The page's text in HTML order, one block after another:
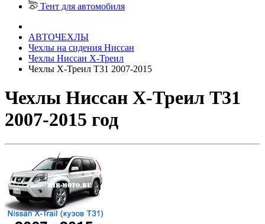
Тент для автомобиля
АВТОЧЕХЛЫ
Чехлы на сидения Ниссан
Чехлы Ниссан Х-Треил
Чехлы Х-Треил Т31 2007-2015
Чехлы Ниссан Х-Треил Т31
2007-2015 год